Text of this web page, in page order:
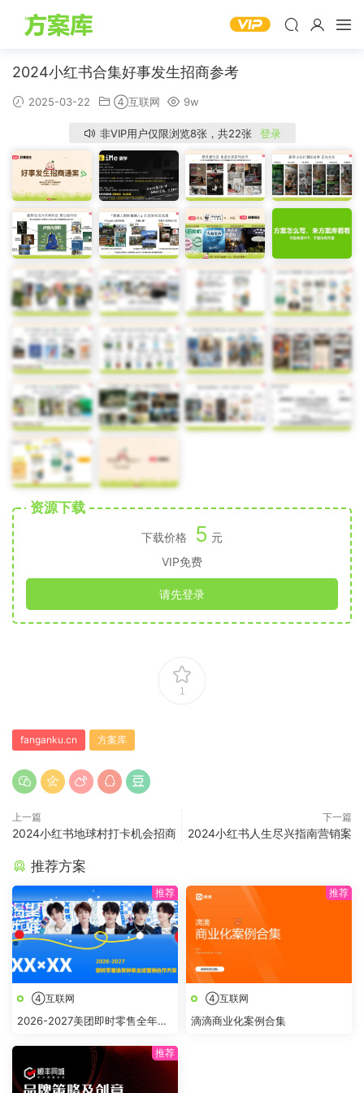
2024小红书合集好事发生招商参考
2025-03-22 ④互联网 9w
非VIP用户仅限浏览8张，共22张 登录
资源下载
下载价格 5 元
VIP免费
请先登录
1
fanganku.cn 方案库
上一篇
2024小红书地球村打卡机会招商
下一篇
2024小红书人生尽兴指南营销案
推荐方案
④互联网
2026-2027美团即时零售全年节
④互联网
滴滴商业化案例合集